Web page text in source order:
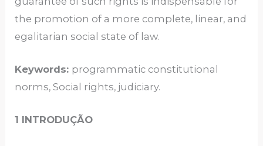
the promotion of a more complete, linear, and
egalitarian social state of law.
Keywords: programmatic constitutional
norms, Social rights, judiciary.
1 INTRODUÇÃO